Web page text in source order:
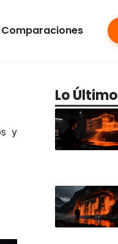
Comparaciones
y
Lo Último